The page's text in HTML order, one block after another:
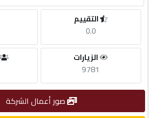
مطلوب
طلب
الاحصائيات
التقييم
0.0
الزيارات
9781
صور أعمال الشركة